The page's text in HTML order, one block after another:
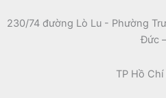
230/74 đường Lò Lu - Phường
Đức –
TP Hồ